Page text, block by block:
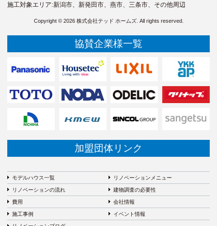
施工対象エリア:新潟市、新発田市、燕市、三条市、その他周辺
Copyright © 2026 株式会社テッド ホームズ. All rights reserved.
協賛企業様一覧
加盟団体リンク
モデルハウス一覧 リノベーションメニュー
リノベーションの流れ 建物調査の必要性
費用 会社情報
施工事例 イベント情報